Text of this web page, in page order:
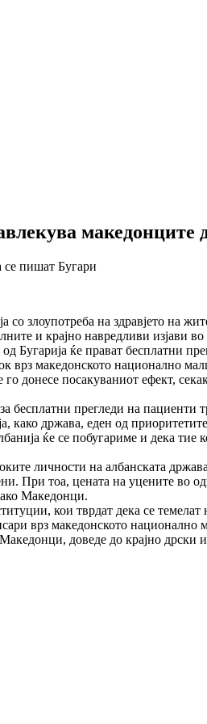
македонците
злоупотреба на здравјето на
и крајно навредливи изјави
Бугарија ќе прават бесплатни
врз македонското национално
донесе посакуваниот ефект,
бесплатни прегледи на
како држава, еден од
ќе се побугариме и дека
личности на албанската
При тоа, цената на уцените во
Македонци.
кои тврдат дека се
врз македонското
доведе до крајно